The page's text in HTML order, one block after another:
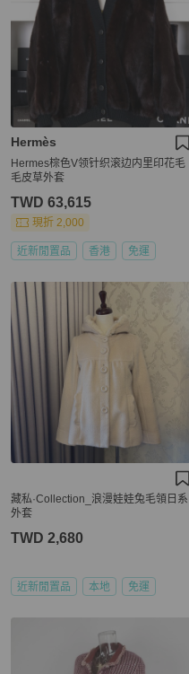
Hermès
Hermes棕色V领针织滚边内里印花毛
毛皮草外套
TWD 63,615
現折 2,000
近新閒置品 香港 免運
藏私·Collection_浪漫娃娃兔毛領日系
外套
TWD 2,680
近新閒置品 本地 免運